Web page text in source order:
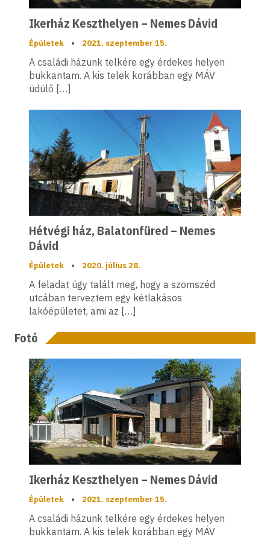
Ikerház Keszthelyen – Nemes Dávid
Épületek • 2021. szeptember 15.
A családi házunk telkére egy érdekes helyen
bukkantam. A kis telek korábban egy MÁV
üdülő […]
Hétvégi ház, Balatonfüred – Nemes
Dávid
Épületek • 2020. július 28.
A feladat úgy talált meg, hogy a szomszéd
utcában terveztem egy kétlakásos
lakóépületet, ami az […]
Fotó
Ikerház Keszthelyen – Nemes Dávid
Épületek • 2021. szeptember 15.
A családi házunk telkére egy érdekes helyen
bukkantam. A kis telek korábban egy MÁV